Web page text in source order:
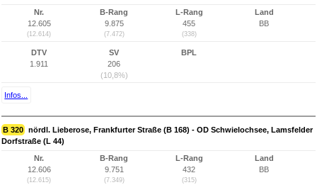
Nr.
12.605
(12.614)
B-Rang
9.875
(7.472)
L-Rang
455
(338)
Land
BB
DTV
1.911
SV
206
(10,8%)
BPL
Infos...
B 320 nördl. Lieberose, Frankfurter Straße (B 168) - OD Schwielochsee, Lamsfelder
Dorfstraße (L 44)
Nr.
12.606
(12.615)
B-Rang
9.751
(7.349)
L-Rang
432
(315)
Land
BB